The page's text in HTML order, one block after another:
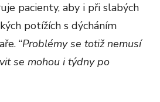
pacienty, aby i při slabých
potížích s dýcháním
“Problémy se totiž nemusí
se mohou i týdny po